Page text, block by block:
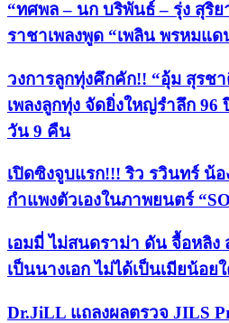
“ทศพล – นก บริพันธ์ – รุ่ง สุริ
ราชาเพลงพูด “เพลิน พรหมแ
วงการลูกทุ่งคึกคัก!! “อุ้ม สุรช
เพลงลูกทุ่ง จัดยิ่งใหญ่รำลึก 96
วัน 9 คืน
เปิดซิงจูบแรก!!! ริว รวินทร์ น้
กำแพงตัวเองในภาพยนตร์
เอมมี่ ไม่สนดราม่า ดัน จื้อหลิ
เป็นนางเอก ไม่ได้เป็นเมียน้อย
Dr.JiLL แถลงผลตรวจ JILS